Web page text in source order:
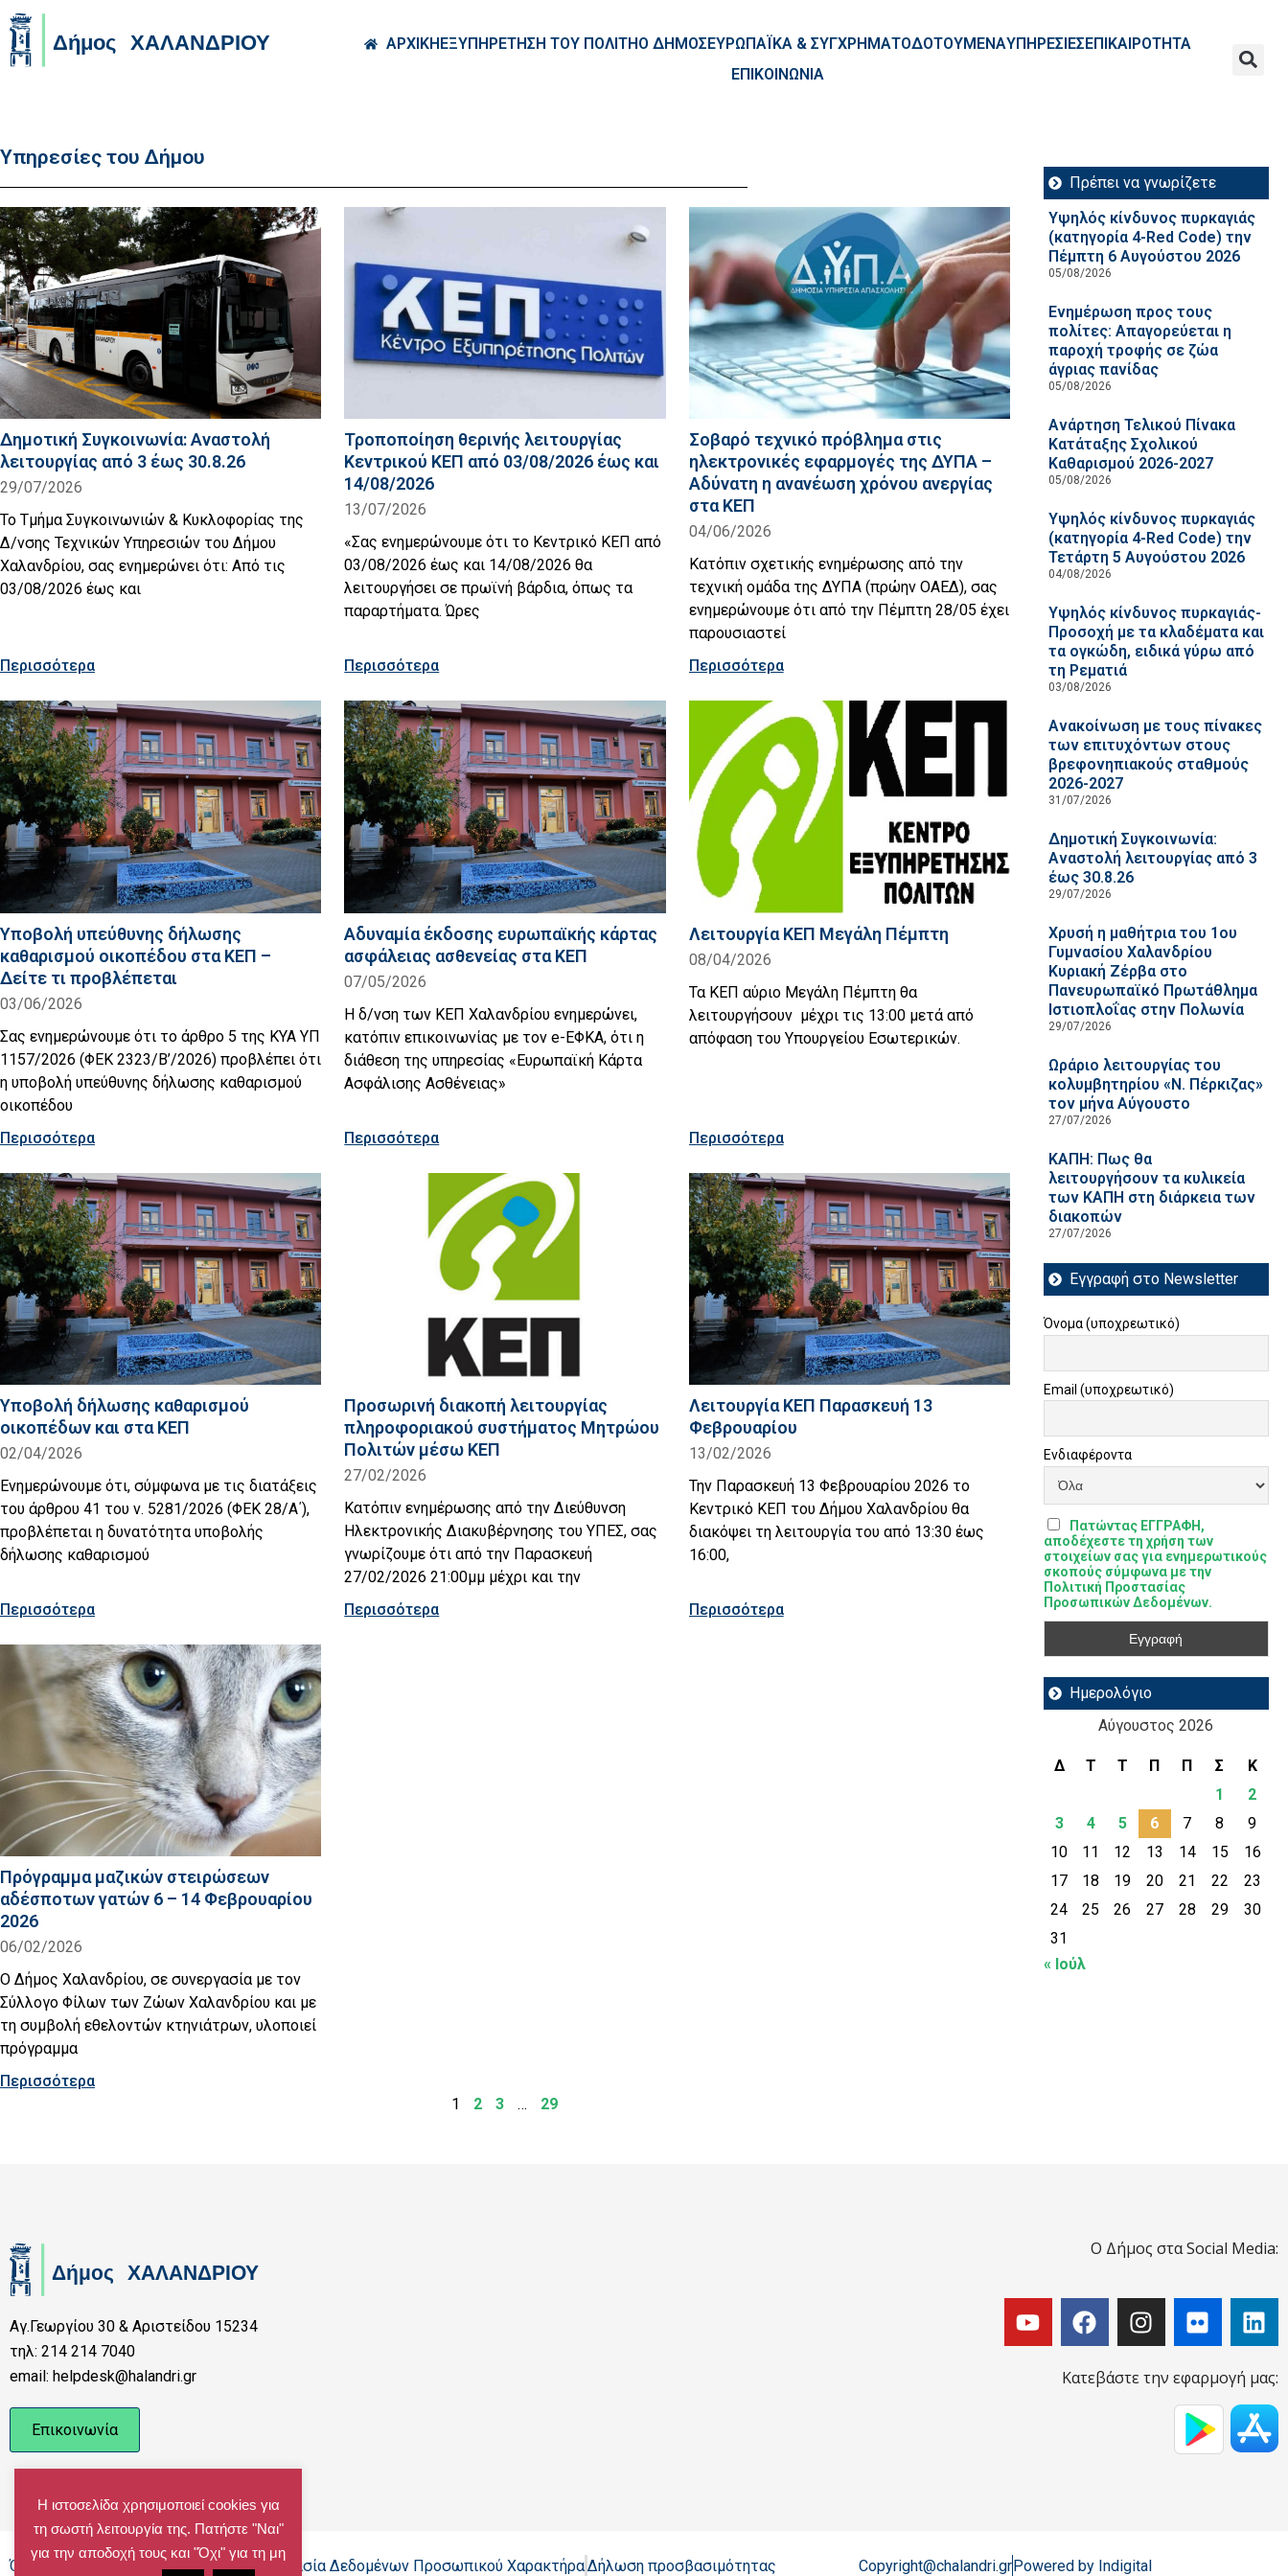
ΑΡΧΙΚΗΕΞΥΠΗΡΕΤΗΣΗ ΤΟΥ ΠΟΛΙΤΗΟ ΔΗΜΟΣΕΥΡΩΠΑΪΚΑ & ΣΥΓΧΡΗΜΑΤΟΔΟΤΟΥΜΕΝΑΥΠΗΡΕΣΙΕΣΕΠΙΚΑΙΡΟΤΗΤΑ
ΕΠΙΚΟΙΝΩΝΙΑ
Υπηρεσίες του Δήμου
Δημοτική Συγκοινωνία: Αναστολή
λειτουργίας από 3 έως 30.8.26
29/07/2026
Το Τμήμα Συγκοινωνιών & Κυκλοφορίας της
Δ/νσης Τεχνικών Υπηρεσιών του Δήμου
Χαλανδρίου, σας ενημερώνει ότι: Από τις
03/08/2026 έως και
Περισσότερα
Τροποποίηση θερινής λειτουργίας
Κεντρικού ΚΕΠ από 03/08/2026 έως και
14/08/2026
13/07/2026
«Σας ενημερώνουμε ότι το Κεντρικό ΚΕΠ από
03/08/2026 έως και 14/08/2026 θα
λειτουργήσει σε πρωϊνή βάρδια, όπως τα
παραρτήματα. Ώρες
Περισσότερα
Σοβαρό τεχνικό πρόβλημα στις
ηλεκτρονικές εφαρμογές της ΔΥΠΑ –
Αδύνατη η ανανέωση χρόνου ανεργίας
στα ΚΕΠ
04/06/2026
Κατόπιν σχετικής ενημέρωσης από την
τεχνική ομάδα της ΔΥΠΑ (πρώην ΟΑΕΔ), σας
ενημερώνουμε ότι από την Πέμπτη 28/05 έχει
παρουσιαστεί
Περισσότερα
Υποβολή υπεύθυνης δήλωσης
καθαρισμού οικοπέδου στα ΚΕΠ –
Δείτε τι προβλέπεται
03/06/2026
Σας ενημερώνουμε ότι το άρθρο 5 της ΚΥΑ ΥΠ
1157/2026 (ΦΕΚ 2323/Β’/2026) προβλέπει ότι
η υποβολή υπεύθυνης δήλωσης καθαρισμού
οικοπέδου
Περισσότερα
Αδυναμία έκδοσης ευρωπαϊκής κάρτας
ασφάλειας ασθενείας στα ΚΕΠ
07/05/2026
Η δ/νση των ΚΕΠ Χαλανδρίου ενημερώνει,
κατόπιν επικοινωνίας με τον e-ΕΦΚΑ, ότι η
διάθεση της υπηρεσίας «Ευρωπαϊκή Κάρτα
Ασφάλισης Ασθένειας»
Περισσότερα
Λειτουργία ΚΕΠ Μεγάλη Πέμπτη
08/04/2026
Τα ΚΕΠ αύριο Μεγάλη Πέμπτη θα
λειτουργήσουν μέχρι τις 13:00 μετά από
απόφαση του Υπουργείου Εσωτερικών.
Περισσότερα
Υποβολή δήλωσης καθαρισμού
οικοπέδων και στα ΚΕΠ
02/04/2026
Ενημερώνουμε ότι, σύμφωνα με τις διατάξεις
του άρθρου 41 του ν. 5281/2026 (ΦΕΚ 28/Α΄),
προβλέπεται η δυνατότητα υποβολής
δήλωσης καθαρισμού
Περισσότερα
Προσωρινή διακοπή λειτουργίας
πληροφοριακού συστήματος Μητρώου
Πολιτών μέσω ΚΕΠ
27/02/2026
Kατόπιν ενημέρωσης από την Διεύθυνση
Ηλεκτρονικής Διακυβέρνησης του ΥΠΕΣ, σας
γνωρίζουμε ότι από την Παρασκευή
27/02/2026 21:00μμ μέχρι και την
Περισσότερα
Λειτουργία ΚΕΠ Παρασκευή 13
Φεβρουαρίου
13/02/2026
Την Παρασκευή 13 Φεβρουαρίου 2026 το
Κεντρικό ΚΕΠ του Δήμου Χαλανδρίου θα
διακόψει τη λειτουργία του από 13:30 έως
16:00,
Περισσότερα
Πρόγραμμα μαζικών στειρώσεων
αδέσποτων γατών 6 – 14 Φεβρουαρίου
2026
06/02/2026
Ο Δήμος Χαλανδρίου, σε συνεργασία με τον
Σύλλογο Φίλων των Ζώων Χαλανδρίου και με
τη συμβολή εθελοντών κτηνιάτρων, υλοποιεί
πρόγραμμα
Περισσότερα
1
2 3 … 29
Πρέπει να γνωρίζετε
Υψηλός κίνδυνος πυρκαγιάς
(κατηγορία 4-Red Code) την
Πέμπτη 6 Αυγούστου 2026
05/08/2026
Ενημέρωση προς τους
πολίτες: Απαγορεύεται η
παροχή τροφής σε ζώα
άγριας πανίδας
05/08/2026
Ανάρτηση Τελικού Πίνακα
Κατάταξης Σχολικού
Καθαρισμού 2026-2027
05/08/2026
Υψηλός κίνδυνος πυρκαγιάς
(κατηγορία 4-Red Code) την
Τετάρτη 5 Αυγούστου 2026
04/08/2026
Υψηλός κίνδυνος πυρκαγιάς-
Προσοχή με τα κλαδέματα και
τα ογκώδη, ειδικά γύρω από
τη Ρεματιά
03/08/2026
Ανακοίνωση με τους πίνακες
των επιτυχόντων στους
βρεφονηπιακούς σταθμούς
2026-2027
31/07/2026
Δημοτική Συγκοινωνία:
Αναστολή λειτουργίας από 3
έως 30.8.26
29/07/2026
Χρυσή η μαθήτρια του 1ου
Γυμνασίου Χαλανδρίου
Κυριακή Ζέρβα στο
Πανευρωπαϊκό Πρωτάθλημα
Ιστιοπλοΐας στην Πολωνία
29/07/2026
Ωράριο λειτουργίας του
κολυμβητηρίου «Ν. Πέρκιζας»
τον μήνα Αύγουστο
27/07/2026
ΚΑΠΗ: Πως θα
λειτουργήσουν τα κυλικεία
των ΚΑΠΗ στη διάρκεια των
διακοπών
27/07/2026
Εγγραφή στο Newsletter
Όνομα (υποχρεωτικό)
Email (υποχρεωτικό)
Ενδιαφέροντα
Πατώντας ΕΓΓΡΑΦΗ,
αποδέχεστε τη χρήση των
στοιχείων σας για ενημερωτικούς
σκοπούς σύμφωνα με την
Πολιτική Προστασίας
Προσωπικών Δεδομένων.
Ημερολόγιο
Αύγουστος 2026
Δ Τ Τ Π Π Σ
Κ
1
2
3
4 5 6 7 8
9
10
11 12 13 14 15
16
17
18 19 20 21 22
23
24
25 26 27 28 29
30
31
« Ιούλ
Αγ.Γεωργίου 30 & Αριστείδου 15234
τηλ: 214 214 7040
email: helpdesk@halandri.gr
Επικοινωνία
Ο Δήμος στα Social Media:
Κατεβάστε την εφαρμογή μας:
Όροι Χρήσης - Πολιτική Cookies - Προστασία Δεδομένων Προσωπικού ΧαρακτήραΔήλωση προσβασιμότητας Copyright@chalandri.grPowered by Indigital
Η ιστοσελίδα χρησιμοποιεί cookies για
τη σωστή λειτουργία της. Πατήστε "Ναι"
για την αποδοχή τους και "Όχι" για τη μη